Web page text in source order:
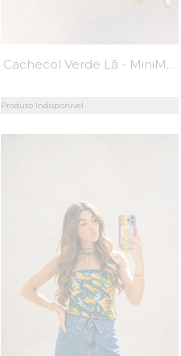
Cachecol Verde Lã - MiniMoni
Produto Indisponível